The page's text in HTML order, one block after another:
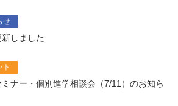
せ
しました
ト
ナー・個別進学相談会（7/11）のお知ら